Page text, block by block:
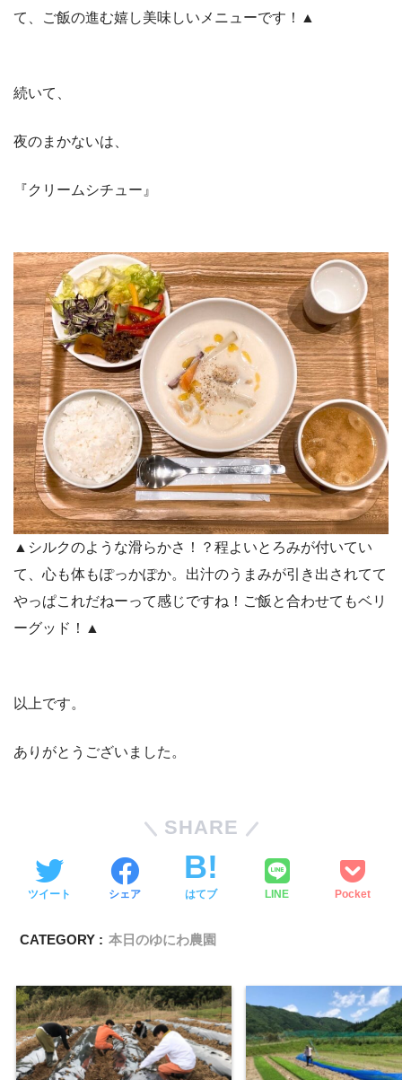
て、ご飯の進む嬉し美味しいメニューです！▲
続いて、
夜のまかないは、
『クリームシチュー』
▲シルクのような滑らかさ！？程よいとろみが付いてい
て、心も体もぽっかぽか。出汁のうまみが引き出されてて
やっぱこれだねーって感じですね！ご飯と合わせてもベリ
ーグッド！▲
以上です。
ありがとうございました。
SHARE
ツイート シェア はてブ LINE Pocket
CATEGORY : 本日のゆにわ農園